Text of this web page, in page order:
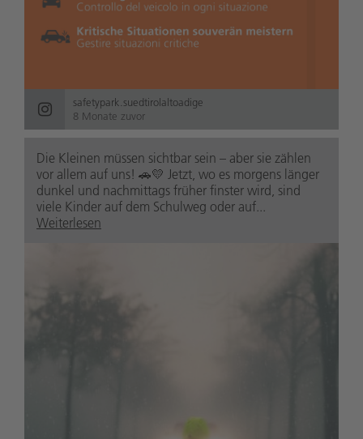
safetypark.suedtirolaltoadige
8 Monate zuvor
Die Kleinen müssen sichtbar sein – aber sie zählen
vor allem auf uns! 🚗💛 Jetzt, wo es morgens länger
dunkel und nachmittags früher finster wird, sind
viele Kinder auf dem Schulweg oder auf...
Weiterlesen